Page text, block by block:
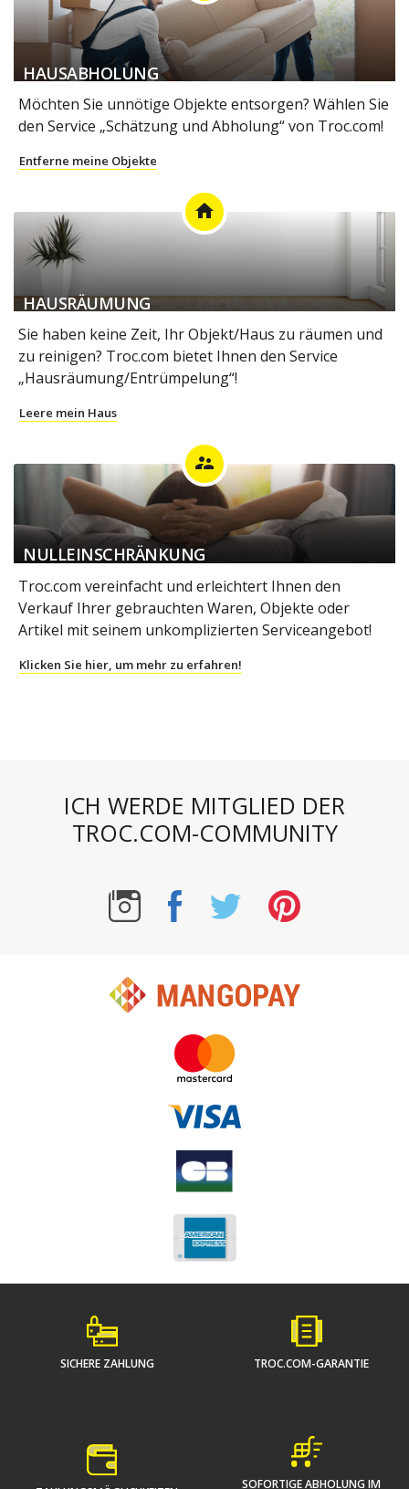
HAUSABHOLUNG
Möchten Sie unnötige Objekte entsorgen? Wählen Sie
den Service „Schätzung und Abholung“ von Troc.com!
Entferne meine Objekte
home
HAUSRÄUMUNG
Sie haben keine Zeit, Ihr Objekt/Haus zu räumen und
zu reinigen? Troc.com bietet Ihnen den Service
„Hausräumung/Entrümpelung“!
Leere mein Haus
supervisor_account
NULLEINSCHRÄNKUNG
Troc.com vereinfacht und erleichtert Ihnen den
Verkauf Ihrer gebrauchten Waren, Objekte oder
Artikel mit seinem unkomplizierten Serviceangebot!
Klicken Sie hier, um mehr zu erfahren!
ICH WERDE MITGLIED DER
TROC.COM-COMMUNITY
SICHERE ZAHLUNG TROC.COM-GARANTIE
SOFORTIGE ABHOLUNG IM